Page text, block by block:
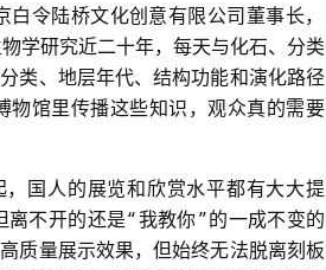
白令陆桥文化创意有限公司董事长，
学研究近二十年，每天与化石、分类
类、地层年代、结构功能和演化路径
物馆里传播这些知识，观众真的需要
国人的展览和欣赏水平都有大大提
离不开的还是“我教你”的一成不变的
质量展示效果，但始终无法脱离刻板